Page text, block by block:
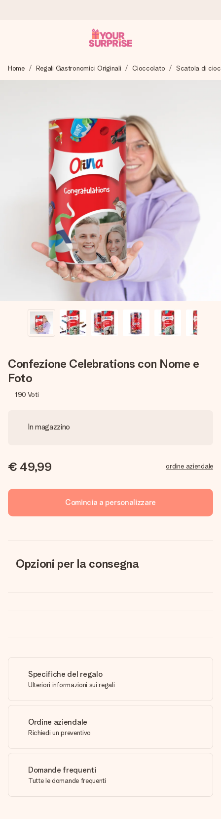
Prepariamo il tuo regalo con attenzione e lo spediamo in un
lampo – così potrai consegnarlo al momento giusto, quando
4,7 (basato su +15.000 recensioni)
I nostri regali ispirano. I clienti ci valutano 4,7 su Google
Biglietto d'auguri gratuito
Realizza qualcosa di unico in pochi passi – con il suo nome,
una tua foto o un messaggio che tocchi il cuore. Nessuna
complicazione, solo tanto amore per il momento perfetto.
Home Regali Gastronomici Originali Cioccolato Scatola di
Confezione Celebrations con Nome e
Foto
190 Voti
In magazzino
€ 49,99 ordine aziendale
Comincia a personalizzare
Opzioni per la consegna
Specifiche del regalo
Ulteriori informazioni sui regali
Ordine aziendale
Richiedi un preventivo
Domande frequenti
Tutte le domande frequenti